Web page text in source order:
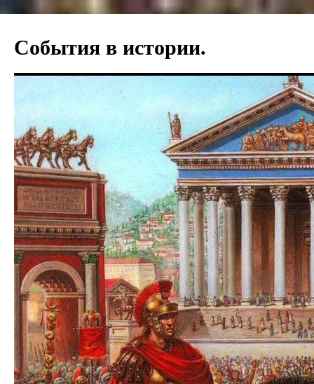
содержимому
События в истории.